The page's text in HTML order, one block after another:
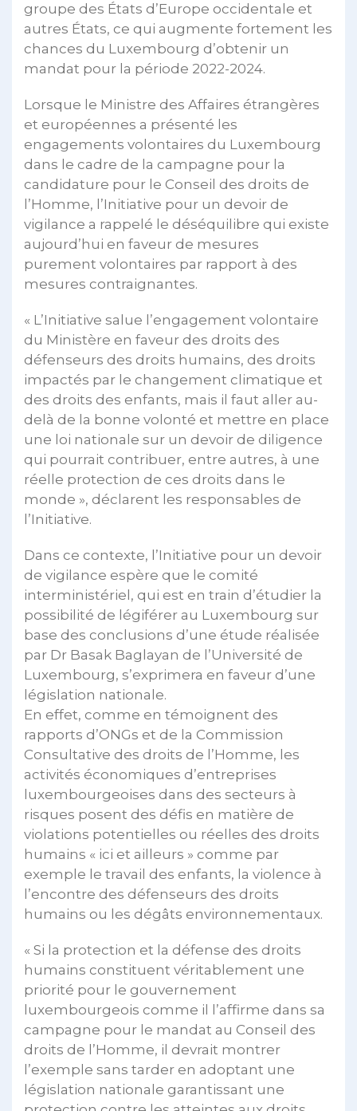
groupe des États d’Europe occidentale et
autres États, ce qui augmente fortement les
chances du Luxembourg d’obtenir un
mandat pour la période 2022-2024.
Lorsque le Ministre des Affaires étrangères
et européennes a présenté les
engagements volontaires du Luxembourg
dans le cadre de la campagne pour la
candidature pour le Conseil des droits de
l’Homme, l’Initiative pour un devoir de
vigilance a rappelé le déséquilibre qui existe
aujourd’hui en faveur de mesures
purement volontaires par rapport à des
mesures contraignantes.
« L’Initiative salue l’engagement volontaire
du Ministère en faveur des droits des
défenseurs des droits humains, des droits
impactés par le changement climatique et
des droits des enfants, mais il faut aller au-
delà de la bonne volonté et mettre en place
une loi nationale sur un devoir de diligence
qui pourrait contribuer, entre autres, à une
réelle protection de ces droits dans le
monde », déclarent les responsables de
l’Initiative.
Dans ce contexte, l’Initiative pour un devoir
de vigilance espère que le comité
interministériel, qui est en train d’étudier la
possibilité de légiférer au Luxembourg sur
base des conclusions d’une étude réalisée
par Dr Basak Baglayan de l’Université de
Luxembourg, s’exprimera en faveur d’une
législation nationale.
En effet, comme en témoignent des
rapports d’ONGs et de la Commission
Consultative des droits de l’Homme, les
activités économiques d’entreprises
luxembourgeoises dans des secteurs à
risques posent des défis en matière de
violations potentielles ou réelles des droits
humains « ici et ailleurs » comme par
exemple le travail des enfants, la violence à
l’encontre des défenseurs des droits
humains ou les dégâts environnementaux.
« Si la protection et la défense des droits
humains constituent véritablement une
priorité pour le gouvernement
luxembourgeois comme il l’affirme dans sa
campagne pour le mandat au Conseil des
droits de l’Homme, il devrait montrer
l’exemple sans tarder en adoptant une
législation nationale garantissant une